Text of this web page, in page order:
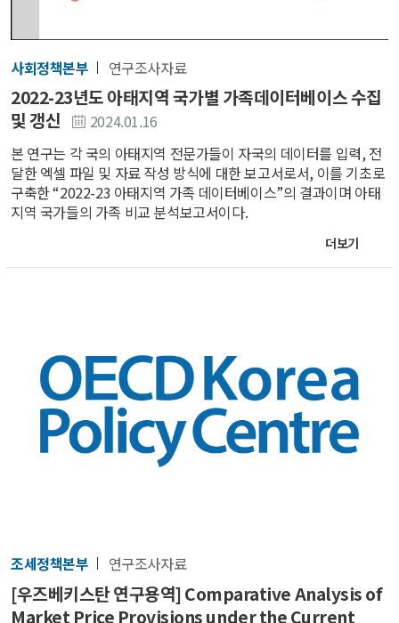
사회정책본부 연구조사자료
2022-23년도 아태지역 국가별 가족데이터베이스 수집
및 갱신
2024.01.16
본 연구는 각 국의 아태지역 전문가들이 자국의 데이터를 입력, 전
달한 엑셀 파일 및 자료 작성 방식에 대한 보고서로서, 이를 기초로
구축한 “2022-23 아태지역 가족 데이터베이스”의 결과이며 아태
지역 국가들의 가족 비교 분석보고서이다.
더보기
조세정책본부 연구조사자료
[우즈베키스탄 연구용역] Comparative Analysis of
Market Price Provisions under the Current